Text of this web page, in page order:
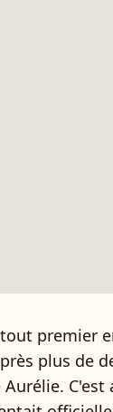
premier
plus de
C'est